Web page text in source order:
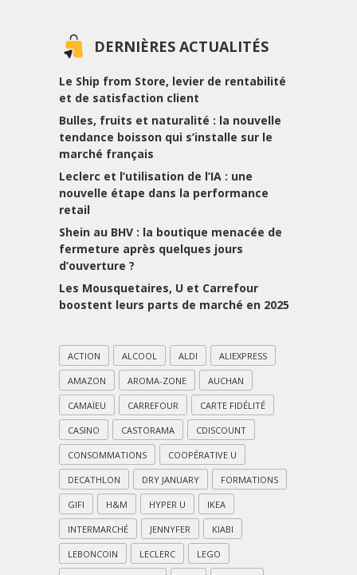
DERNIÈRES ACTUALITÉS
Le Ship from Store, levier de rentabilité
et de satisfaction client
Bulles, fruits et naturalité : la nouvelle
tendance boisson qui s’installe sur le
marché français
Leclerc et l’utilisation de l’IA : une
nouvelle étape dans la performance
retail
Shein au BHV : la boutique menacée de
fermeture après quelques jours
d’ouverture ?
Les Mousquetaires, U et Carrefour
boostent leurs parts de marché en 2025
ACTION ALCOOL ALDI ALIEXPRESS
AMAZON AROMA-ZONE AUCHAN
CAMAÏEU CARREFOUR CARTE FIDÉLITÉ
CASINO CASTORAMA CDISCOUNT
CONSOMMATIONS COOPÉRATIVE U
DECATHLON DRY JANUARY FORMATIONS
GIFI H&M HYPER U IKEA
INTERMARCHÉ JENNYFER KIABI
LEBONCOIN LECLERC LEGO